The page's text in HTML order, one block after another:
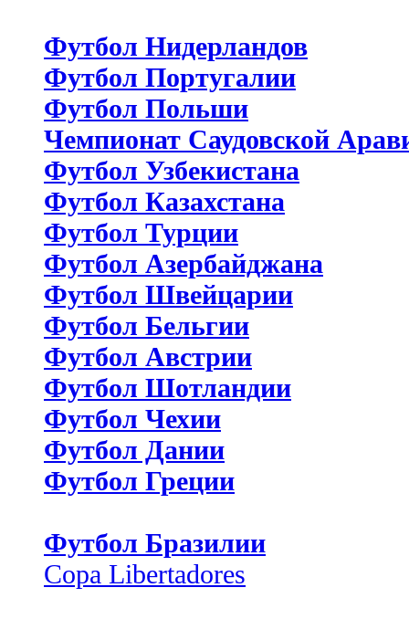
Футбол Нидерландов
Футбол Португалии
Футбол Польши
Чемпионат Саудовской
Футбол Узбекистана
Футбол Казахстана
Футбол Турции
Футбол Азербайджана
Футбол Швейцарии
Футбол Бельгии
Футбол Австрии
Футбол Шотландии
Футбол Чехии
Футбол Дании
Футбол Греции
Футбол Бразилии
Copa Libertadores